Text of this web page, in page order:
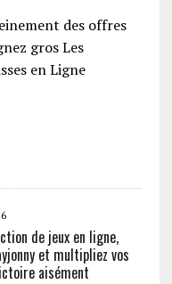
des offres
gros Les
en Ligne
de jeux en ligne,
et multipliez vos
aisément